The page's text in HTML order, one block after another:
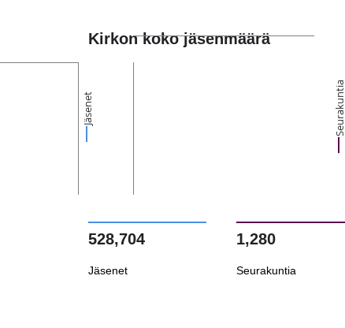
Kirkon koko jäsenmäärä
Jäsenet Seurakuntia
528,704
Jäsenet
1,280
Seurakuntia